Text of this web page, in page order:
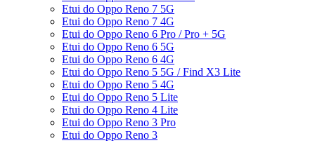
Etui do Oppo Reno 7 5G
Etui do Oppo Reno 7 4G
Etui do Oppo Reno 6 Pro / Pro + 5G
Etui do Oppo Reno 6 5G
Etui do Oppo Reno 6 4G
Etui do Oppo Reno 5 5G / Find X3 Lite
Etui do Oppo Reno 5 4G
Etui do Oppo Reno 5 Lite
Etui do Oppo Reno 4 Lite
Etui do Oppo Reno 3 Pro
Etui do Oppo Reno 3